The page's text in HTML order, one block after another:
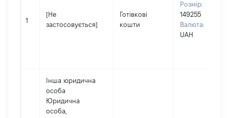
1
[Не
застосовується]
Готівкові
кошти
Розмір:
149255
Валюта:
UAH
Інша юридична
особа
Юридична
особа,